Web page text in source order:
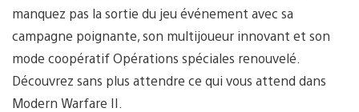
manquez pas la sortie du jeu événement avec sa
campagne poignante, son multijoueur innovant et son
mode coopératif Opérations spéciales renouvelé.
Découvrez sans plus attendre ce qui vous attend dans
Modern Warfare II.